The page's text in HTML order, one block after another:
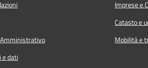
e dati
Imprese e
Catasto e
Mobilità e